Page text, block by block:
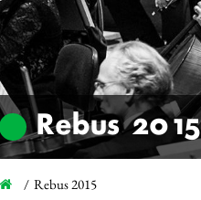
Rebus 2015
Rebus 2015